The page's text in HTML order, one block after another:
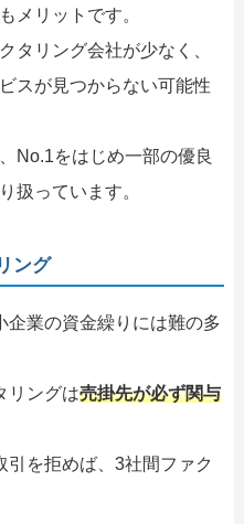
メリットです。
タリング会社が少なく、
スが見つからない可能性
No.1をはじめ一部の優良
扱っています。
ング
企業の資金繰りには難の多
リングは売掛先が必ず関与
を拒めば、3社間ファク